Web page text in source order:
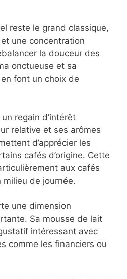
considérablement
Voici les
le plus de succès
éclairés.
reste le grand
intensité et une
pour contrebalancer la
Sa crema
aromatique en font
regain d’intérêt
d’apprécier les
cafés d’origine.
particulièrement aux
en milieu de journée.
une dimension